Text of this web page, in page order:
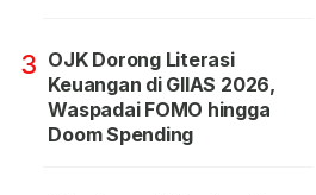
3 OJK Dorong Literasi
Keuangan di GIIAS 2026,
Waspadai FOMO hingga
Doom Spending